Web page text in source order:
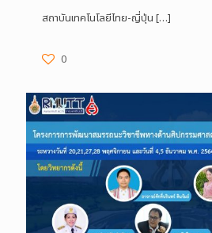
สถาบันเทคโนโลยีไทย-ญี่ปุ่น […]
0